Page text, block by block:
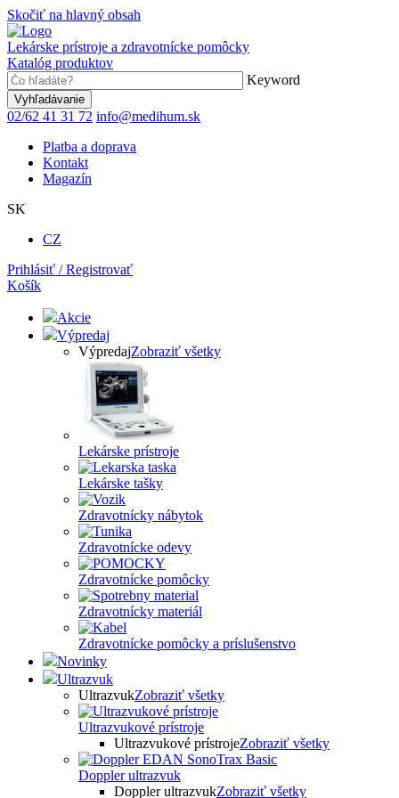
Skočiť na hlavný obsah
Lekárske prístroje a zdravotnícke pomôcky
Katalóg produktov
Keyword
02/62 41 31 72 info@medihum.sk
Platba a doprava
Kontakt
Magazín
SK
CZ
Prihlásiť / Registrovať
Košík
Akcie
Výpredaj
VýpredajZobraziť všetky
Lekárske prístroje
Lekárske tašky
Zdravotnícky nábytok
Zdravotnícke odevy
Zdravotnícke pomôcky
Zdravotnícky materiál
Zdravotnícke pomôcky a príslušenstvo
Novinky
Ultrazvuk
UltrazvukZobraziť všetky
Ultrazvukové prístroje
Ultrazvukové prístrojeZobraziť všetky
Doppler ultrazvuk
Doppler ultrazvukZobraziť všetky